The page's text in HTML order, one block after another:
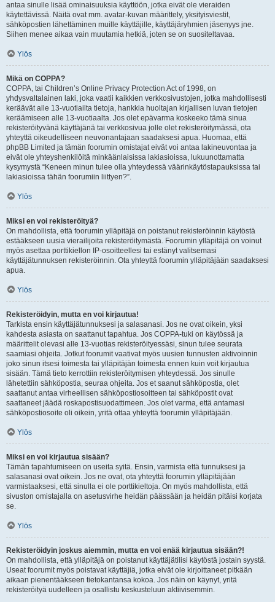
antaa sinulle lisää ominaisuuksia käyttöön, jotka eivät ole vieraiden
käytettävissä. Näitä ovat mm. avatar-kuvan määrittely, yksityisviestit,
sähköpostien lähettäminen muille käyttäjille, käyttäjäryhmien jäsenyys jne.
Siihen menee aikaa vain muutamia hetkiä, joten se on suositeltavaa.
Ylös
Mikä on COPPA?
COPPA, tai Children’s Online Privacy Protection Act of 1998, on
yhdysvaltalainen laki, joka vaatii kaikkien verkkosivustojen, jotka mahdollisesti
keräävät alle 13-vuotiailta tietoja, hankkia huoltajan kirjallisen luvan tietojen
keräämiseen alle 13-vuotiaalta. Jos olet epävarma koskeeko tämä sinua
rekisteröityvänä käyttäjänä tai verkkosivua jolle olet rekisteröitymässä, ota
yhteyttä oikeudelliseen neuvonantajaan saadaksesi apua. Huomaa, että
phpBB Limited ja tämän foorumin omistajat eivät voi antaa lakineuvontaa ja
eivät ole yhteyshenkilöitä minkäänlaisissa lakiasioissa, lukuunottamatta
kysymystä “Keneen minun tulee olla yhteydessä väärinkäytöstapauksissa tai
lakiasioissa tähän foorumiin liittyen?”.
Ylös
Miksi en voi rekisteröityä?
On mahdollista, että foorumin ylläpitäjä on poistanut rekisteröinnin käytöstä
estääkseen uusia vierailijoita rekisteröitymästä. Foorumin ylläpitäjä on voinut
myös asettaa porttikiellon IP-osoitteellesi tai estänyt valitsemasi
käyttäjätunnuksen rekisteröinnin. Ota yhteyttä foorumin ylläpitäjään saadaksesi
apua.
Ylös
Rekisteröidyin, mutta en voi kirjautua!
Tarkista ensin käyttäjätunnuksesi ja salasanasi. Jos ne ovat oikein, yksi
kahdesta asiasta on saattanut tapahtua. Jos COPPA-tuki on käytössä ja
määrittelit olevasi alle 13-vuotias rekisteröityessäsi, sinun tulee seurata
saamiasi ohjeita. Jotkut foorumit vaativat myös uusien tunnusten aktivoinnin
joko sinun itsesi toimesta tai ylläpitäjän toimesta ennen kuin voit kirjautua
sisään. Tämä tieto kerrottiin rekisteröitymisen yhteydessä. Jos sinulle
lähetettiin sähköpostia, seuraa ohjeita. Jos et saanut sähköpostia, olet
saattanut antaa virheellisen sähköpostiosoitteen tai sähköpostit ovat
saattaneet jäädä roskapostisuodattimeen. Jos olet varma, että antamasi
sähköpostiosoite oli oikein, yritä ottaa yhteyttä foorumin ylläpitäjään.
Ylös
Miksi en voi kirjautua sisään?
Tämän tapahtumiseen on useita syitä. Ensin, varmista että tunnuksesi ja
salasanasi ovat oikein. Jos ne ovat, ota yhteyttä foorumin ylläpitäjään
varmistaaksesi, että sinulla ei ole porttikieltoja. On myös mahdollista, että
sivuston omistajalla on asetusvirhe heidän päässään ja heidän pitäisi korjata
se.
Ylös
Rekisteröidyin joskus aiemmin, mutta en voi enää kirjautua sisään?!
On mahdollista, että ylläpitäjä on poistanut käyttäjätilisi käytöstä jostain syystä.
Useat foorumit myös poistavat käyttäjiä, jotka eivät ole kirjoittaneet pitkään
aikaan pienentääkseen tietokantansa kokoa. Jos näin on käynyt, yritä
rekisteröityä uudelleen ja osallistu keskusteluun aktiivisemmin.